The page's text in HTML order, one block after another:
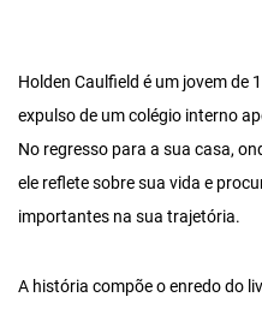
Holden Caulfield é um jovem de
expulso de um colégio interno
No regresso para a sua casa,
ele reflete sobre sua vida e
importantes na sua trajetória.
A história compõe o enredo do